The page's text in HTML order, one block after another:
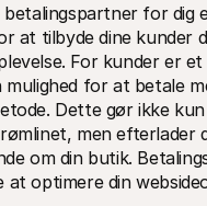
betalingspartner for dig
at tilbyde dine kunder
For kunder er
mulighed for at betale
Dette gør ikke
men efterlader
om din butik.
at optimere din